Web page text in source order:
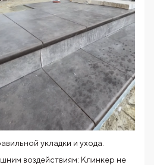
укладки и ухода.
воздействиям: Клинкер не